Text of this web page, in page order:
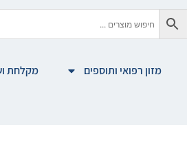
מזון רפואי ותוספים מקלחת